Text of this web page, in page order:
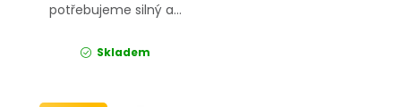
potřebujeme silný a...
Skladem